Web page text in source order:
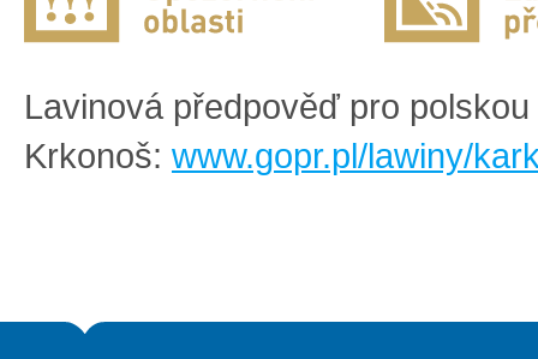
Lavinová předpověď pro
Krkonoš: www.gopr.pl/lawiny/